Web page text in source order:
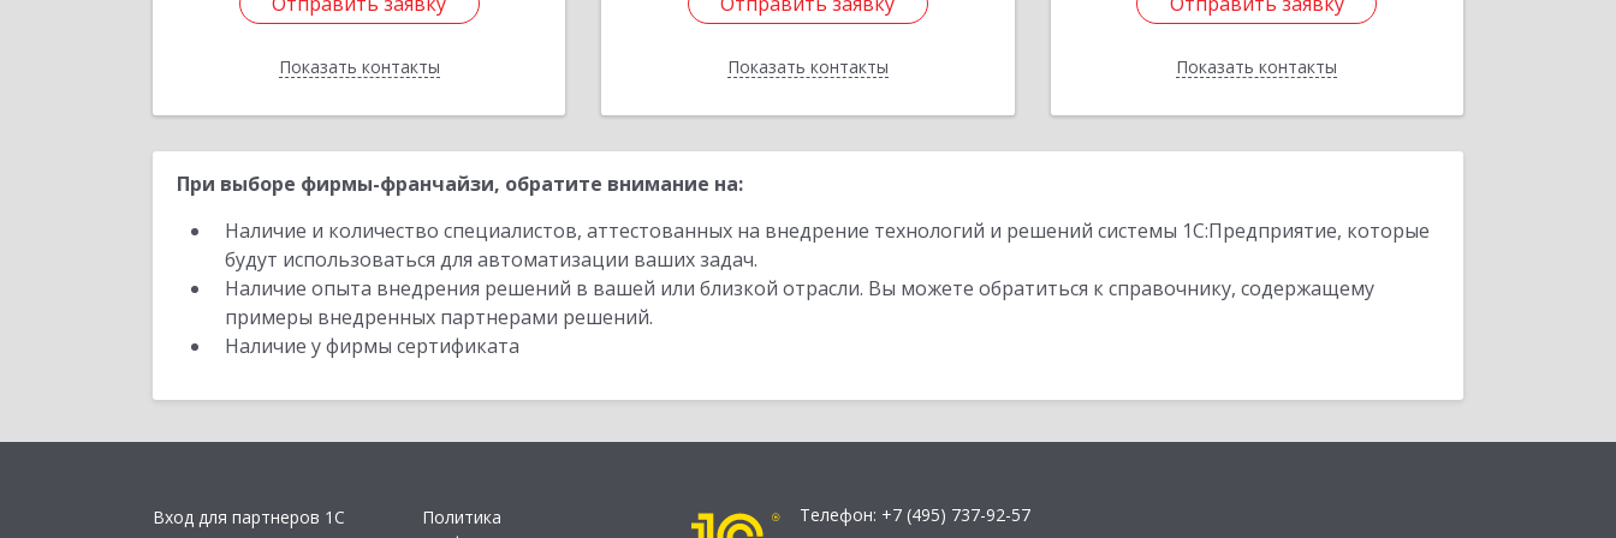
Показать контакты
Назад Показать контакты
Назад Показать контакты
Назад
При выборе фирмы-франчайзи, обратите внимание на:
Наличие и количество специалистов, аттестованных на внедрение технологий и решений системы 1С:Предприятие, которые
будут использоваться для автоматизации ваших задач.
Наличие опыта внедрения решений в вашей или близкой отрасли. Вы можете обратиться к справочнику, содержащему
примеры внедренных партнерами решений.
Наличие у фирмы сертификата
Вход для партнеров 1С
Политика
Телефон: +7 (495) 737-92-57